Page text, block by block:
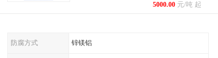
5000.00元/吨 起
防腐方式 锌镁铝